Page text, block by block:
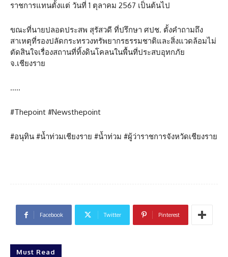
ราชการแทนตั้งแต่ วันที่ 1 ตุลาคม 2567 เป็นต้นไป
ขณะที่นายปลอดประสพ สุรัสวดี ที่ปรึกษา ศปช. ตั้งคำถามถึง
สาเหตุที่รองปลัดกระทรวงทรัพยากรธรรมชาติและสิ่งแวดล้อมไม่
ตัดสินใจเรื่องสถานที่ทิ้งดินโคลนในพื้นที่ประสบอุทกภัย
จ.เชียงราย
…..
#Thepoint #Newsthepoint
#อนุทิน #น้ำท่วมเชียงราย #น้ำท่วม #ผู้ว่าราชการจังหวัดเชียงราย
Facebook Twitter Pinterest
Must Read